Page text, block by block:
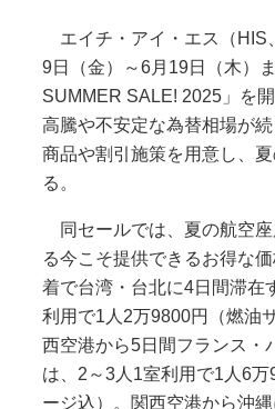
エイチ・アイ・エス（HIS
9日（金）～6月19日（木）
SUMMER SALE! 2025」を
高騰や不安定な為替相場が
商品や割引施策を用意し、
る。
同セールでは、夏の航空
る今こそ提供できるお得な
着で台湾・台北に4日間滞在
利用で1人2万9800円（燃油
西空港から5日間フランス・
は、2～3人1室利用で1人6
ージ込）。関西空港から沖